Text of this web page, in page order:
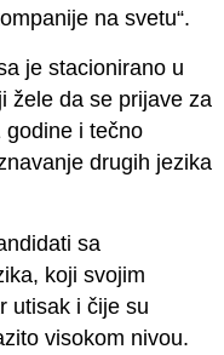
na svetu“.
je stacionirano u
žele da se prijave za
godine i tečno
drugih jezika
sa
koji svojim
utisak i čije su
visokom nivou.